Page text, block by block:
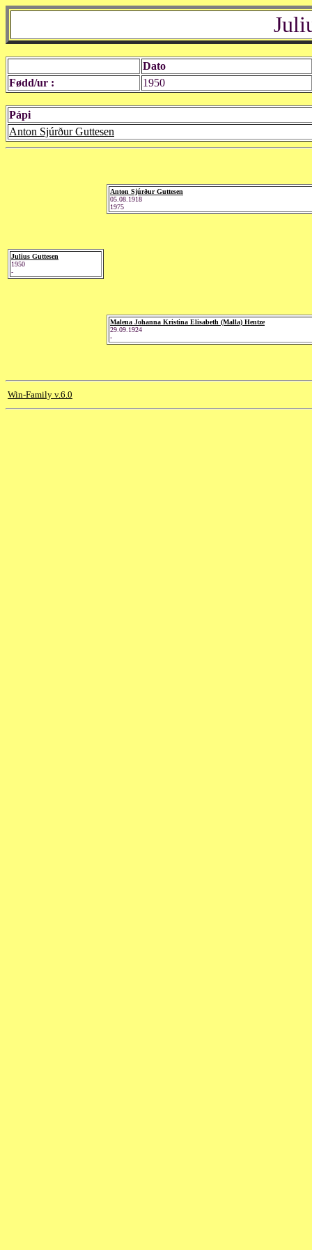
Dato
Fødd/ur :
1950
Pápi
Anton Sjúrður Guttesen
Julius Guttesen
1950
-
Anton Sjúrður Guttesen
05.08.1918
1975
Malena Johanna Kristina Elisabeth (Malla) Hentze
29.09.1924
-
Win-Family v.6.0